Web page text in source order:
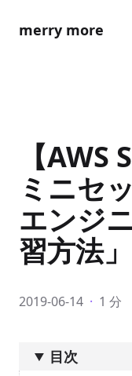
merry more
【
ミニセ
エンジ
習方法
2019-06-14 · 1 分
目次